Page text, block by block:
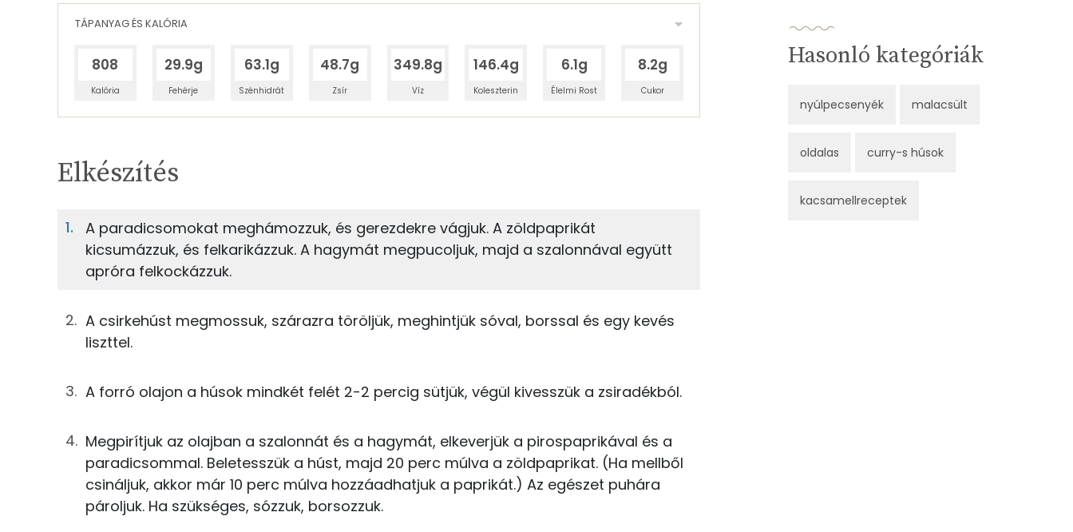
TÁPANYAG ÉS KALÓRIA
808
Kalória
29.9g
Fehérje
63.1g
Szénhidrát
48.7g
Zsír
349.8g
Víz
146.4g
Koleszterin
6.1g
Élelmi Rost
8.2g
Cukor
75g paradicsom
14 kcal
43gvöröshagyma
15 kcal
csirkecomb
0gsó
0 kcal
0gbors
0 kcal
8gfinomliszt
TÁPANYAGTARTALOM
6%
Fehérje
13%
Szénhidrát
10%
71%
TOP ásványi anyagok
Nátrium
Kálcium
Szelén
TOP vitaminok
Kolin:
E vitamin:
Likopin
Elkészítés
A paradicsomokat meghámozzuk, és gerezdekre vágjuk. A zöldpaprikát
kicsumázzuk, és felkarikázzuk. A hagymát megpucoljuk, majd a szalonnával együtt
apróra felkockázzuk.
A csirkehúst megmossuk, szárazra töröljük, meghintjük sóval, borssal és egy kevés
liszttel.
A forró olajon a húsok mindkét felét 2-2 percig sütjük, végül kivesszük a zsiradékból.
Megpirítjuk az olajban a szalonnát és a hagymát, elkeverjük a pirospaprikával és a
paradicsommal. Beletesszük a húst, majd 20 perc múlva a zöldpaprikat. (Ha mellből
csináljuk, akkor már 10 perc múlva hozzáadhatjuk a paprikát.) Az egészet puhára
pároljuk. Ha szükséges, sózzuk, borsozzuk.
Hasonló kategóriák
nyúlpecsenyék malacsült
oldalas curry-s húsok
kacsamellreceptek